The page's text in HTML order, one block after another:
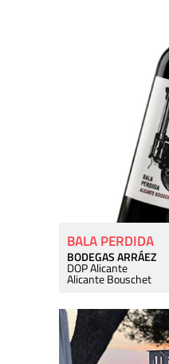
BALA PERDIDA
BODEGAS ARRÁEZ
DOP Alicante
Alicante Bouschet